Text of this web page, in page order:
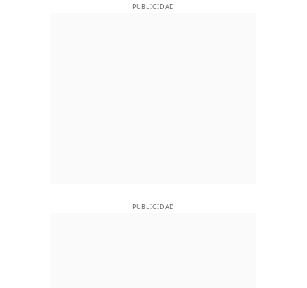
PUBLICIDAD
PUBLICIDAD